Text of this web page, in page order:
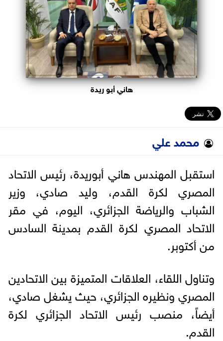
هاني أبو ريدة
محمد علي
استقبل المهندس هاني أبوريدة، رئيس الاتحاد
المصري لكرة القدم، وليد صادي، وزير
الشباب والرياضة الجزائري، اليوم، في مقر
الاتحاد المصري لكرة القدم بمدينة السادس
من أكتوبر.
وتناول اللقاء، العلاقات المتميزة بين الاتحادين
المصري ونظيره الجزائري، حيث يشغل صادي،
أيضاً، منصب رئيس الاتحاد الجزائري لكرة
القدم.